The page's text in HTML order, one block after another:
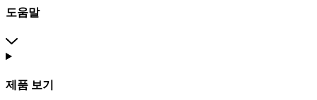
도움말
제품 보기